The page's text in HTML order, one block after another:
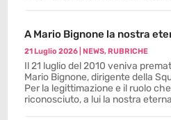
A Mario Bignone la nostra
21 Luglio 2026 |NEWS,RUBRICHE
Il 21 luglio del 2010 veniva
Mario Bignone, dirigente della
Per la legittimazione e il ruolo
riconosciuto, a lui la nostra